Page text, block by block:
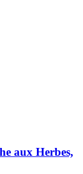
aux Herbes,